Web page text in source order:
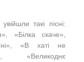
такі пісні:
«Білка скаче»,
«В хаті не
«Великоднє